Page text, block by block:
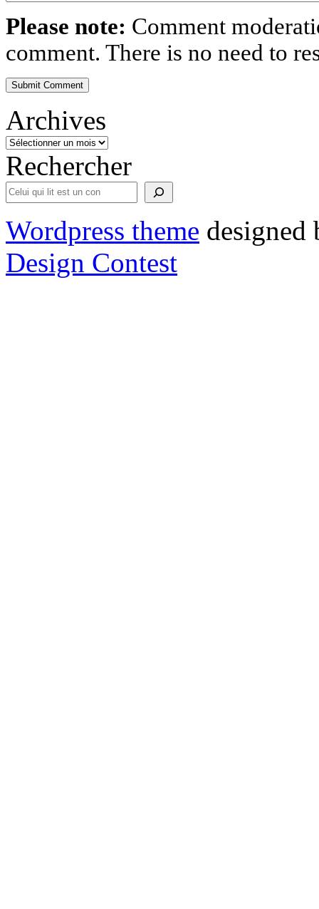
Please note: Comment
comment. There is no need to
Archives
Rechercher
Wordpress theme
Design Contest